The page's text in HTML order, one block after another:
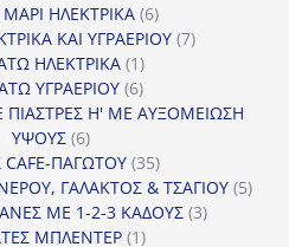
προϊόν
ΗΛΕΚΤΡΙΚΑ 66
προϊόντα
ΚΑΙ ΥΓΡΑΕΡΙΟΥ 77
ΗΛΕΚΤΡΙΚΑ 11
προϊόν
ΥΓΡΑΕΡΙΟΥ 66
προϊόντα
Η' ΜΕ ΑΥΞΟΜΕΙΩΣΗ
ΥΨΟΥΣ 66
προϊόντα
CAFE-ΠΑΓΩΤΟΥ 3535
προϊόντα
ΓΑΛΑΚΤΟΣ & ΤΣΑΓΙΟΥ 55
ΜΕ 1-2-3 ΚΑΔΟΥΣ 33
ΜΠΛΕΝΤΕΡ 11